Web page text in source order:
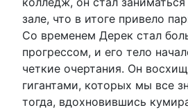
зале, что в итоге привело
Со временем Дерек стал
прогрессом, и его тело
четкие очертания. Он
гигантами, которых мы все
тогда, вдохновившись